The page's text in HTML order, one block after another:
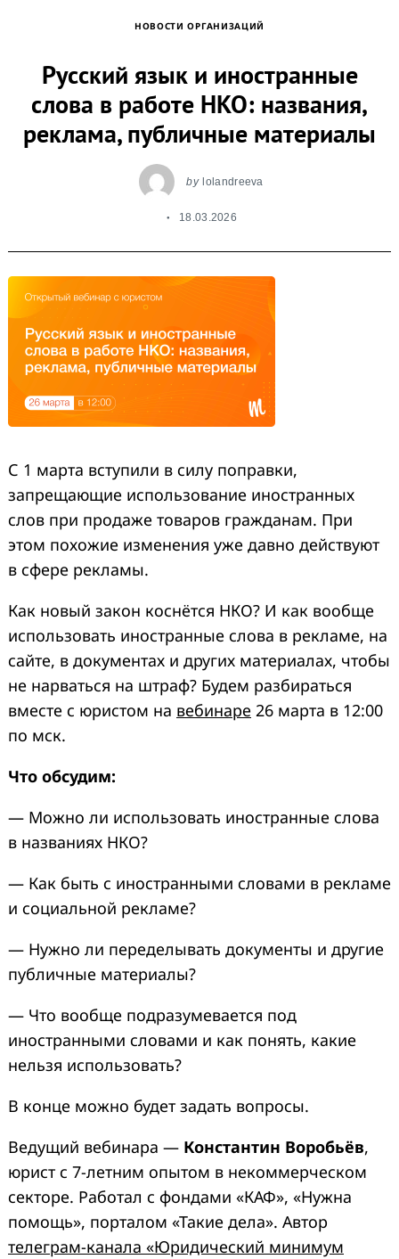
НОВОСТИ ОРГАНИЗАЦИЙ
Русский язык и иностранные
слова в работе НКО: названия,
реклама, публичные материалы
by lolandreeva
18.03.2026
С 1 марта вступили в силу поправки,
запрещающие использование иностранных
слов при продаже товаров гражданам. При
этом похожие изменения уже давно действуют
в сфере рекламы.
Как новый закон коснётся НКО? И как вообще
использовать иностранные слова в рекламе, на
сайте, в документах и других материалах, чтобы
не нарваться на штраф? Будем разбираться
вместе с юристом на вебинаре 26 марта в 12:00
по мск.
Что обсудим:
— Можно ли использовать иностранные слова
в названиях НКО?
— Как быть с иностранными словами в рекламе
и социальной рекламе?
— Нужно ли переделывать документы и другие
публичные материалы?
— Что вообще подразумевается под
иностранными словами и как понять, какие
нельзя использовать?
В конце можно будет задать вопросы.
Ведущий вебинара — Константин Воробьёв,
юрист с 7-летним опытом в некоммерческом
секторе. Работал с фондами «КАФ», «Нужна
помощь», порталом «Такие дела». Автор
телеграм-канала «Юридический минимум